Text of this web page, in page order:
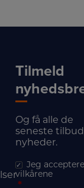
Tilmeld
Og få alle de
seneste
nyheder.
Jeg
vilkårene
*